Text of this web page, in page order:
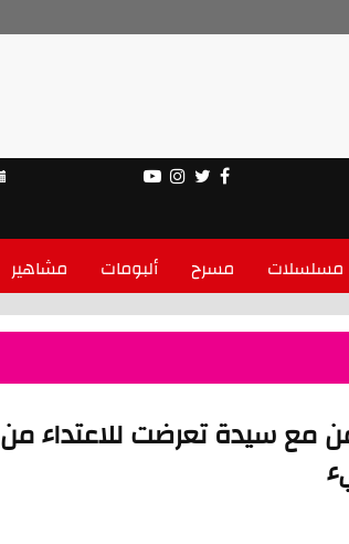
مسلسلات مسرح ألبومات مشاهير
سيدة تعرضت للاعتداء من